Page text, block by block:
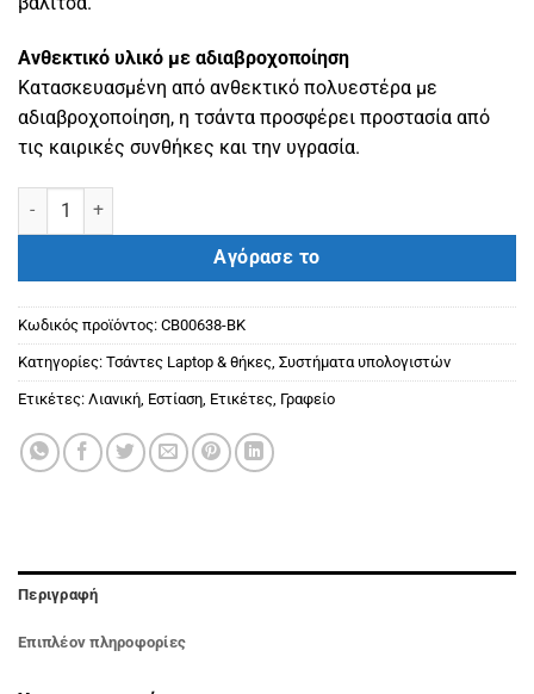
Ανθεκτικό υλικό με αδιαβροχοποίηση
Κατασκευασμένη από ανθεκτικό πολυεστέρα με
αδιαβροχοποίηση, η τσάντα προσφέρει προστασία από
τις καιρικές συνθήκες και την υγρασία.
CHANTRIA γυναικεία τσάντα πλάτης CB00638 με θήκη laptop
Αγόρασε το
Κωδικός προϊόντος: CB00638-BK
Κατηγορίες: Τσάντες Laptop & θήκες Συστήματα υπολογιστών
Ετικέτες: Λιανική Εστίαση Ετικέτες Γραφείο
Περιγραφή
Επιπλέον πληροφορίες